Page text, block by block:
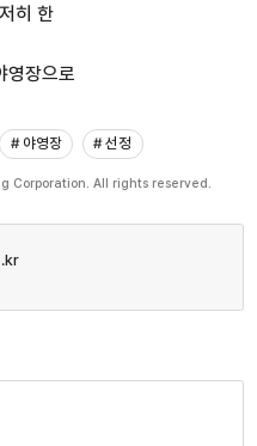
히 한
영장으로
# 야영장 # 선정
Corporation. All rights reserved.